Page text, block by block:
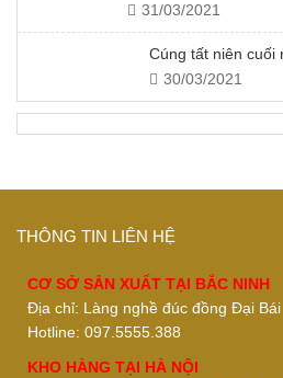
31/03/2021
Cúng tất niên cuối
30/03/2021
THÔNG TIN LIÊN HỆ
CƠ SỞ SẢN XUẤT TẠI BẮC NINH
Địa chỉ: Làng nghề đúc đồng Đại Bái
Hotline: 097.5555.388
KHO HÀNG TẠI HÀ NỘI